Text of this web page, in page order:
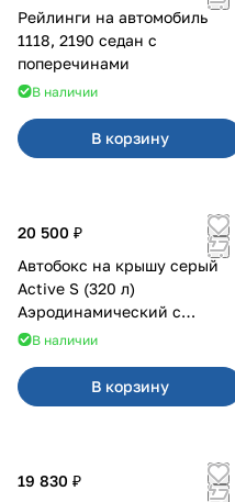
Рейлинги на автомобиль
1118, 2190 седан с
поперечинами
В наличии
В корзину
20 500 ₽
Автобокс на крышу серый
Active S (320 л)
Аэродинамический с
двусторонним открыванием
В наличии
В корзину
19 830 ₽